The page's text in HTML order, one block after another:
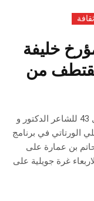
ثقافة
خليفة
من
في فقرة “مرة هكة و مرة هكة” في عددها ال 43 للشاعر الدكتور و
الورتاتي في برنامج
بن عمارة على
غرة جويلية على